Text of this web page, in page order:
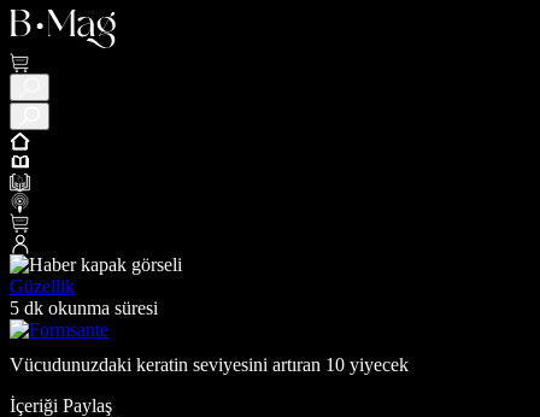
Güzellik
5 dk okunma süresi
Vücudunuzdaki keratin seviyesini artıran 10 yiyecek
İçeriği Paylaş